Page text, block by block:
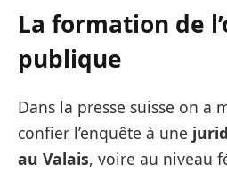
La formation de
publique
Dans la presse suisse on a
confier l’enquête à une
au Valais, voire au niveau